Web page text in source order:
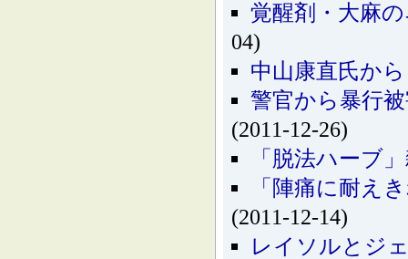
覚醒剤・大麻
04)
中山康直氏か
警官から暴行
(2011-12-26)
「脱法ハーブ
「陣痛に耐え
(2011-12-14)
レイソルとジ